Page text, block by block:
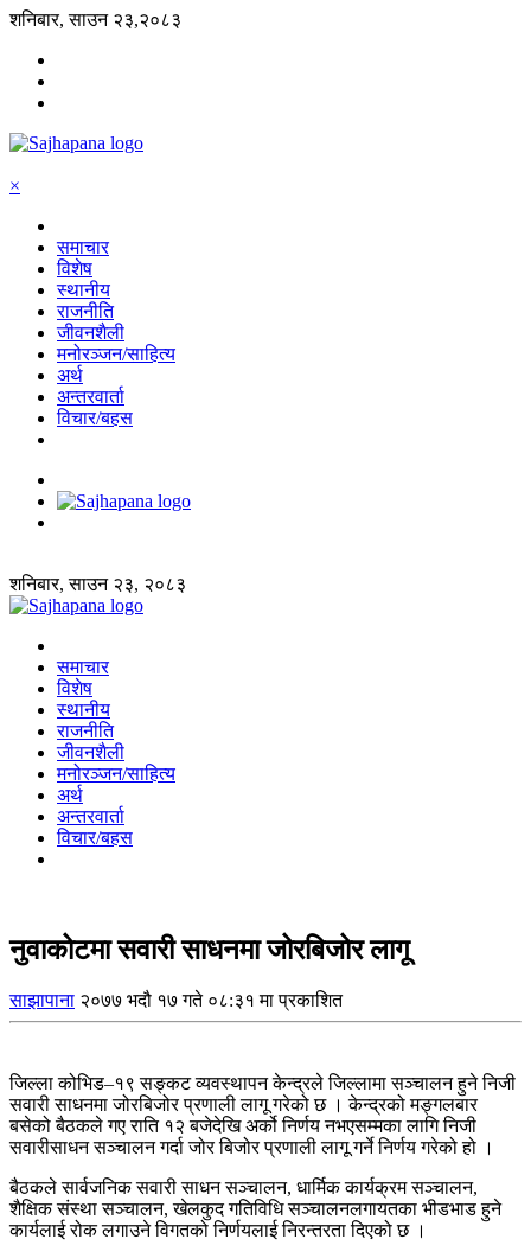
शनिबार, साउन २३,२०८३
×
समाचार
विशेष
स्थानीय
राजनीति
जीवनशैली
मनोरञ्जन/साहित्य
अर्थ
अन्तरवार्ता
विचार/बहस
शनिबार, साउन २३, २०८३
समाचार
विशेष
स्थानीय
राजनीति
जीवनशैली
मनोरञ्जन/साहित्य
अर्थ
अन्तरवार्ता
विचार/बहस
नुवाकोटमा सवारी साधनमा जोरबिजोर लागू
साझापाना २०७७ भदौ १७ गते ०८:३१ मा प्रकाशित
जिल्ला कोभिड–१९ सङ्कट व्यवस्थापन केन्द्रले जिल्लामा सञ्चालन हुने निजी
सवारी साधनमा जोरबिजोर प्रणाली लागू गरेको छ । केन्द्रको मङ्गलबार
बसेको बैठकले गए राति १२ बजेदेखि अर्को निर्णय नभएसम्मका लागि निजी
सवारीसाधन सञ्चालन गर्दा जोर बिजोर प्रणाली लागू गर्ने निर्णय गरेको हो ।
बैठकले सार्वजनिक सवारी साधन सञ्चालन, धार्मिक कार्यक्रम सञ्चालन,
शैक्षिक संस्था सञ्चालन, खेलकुद गतिविधि सञ्चालनलगायतका भीडभाड हुने
कार्यलाई रोक लगाउने विगतको निर्णयलाई निरन्तरता दिएको छ ।